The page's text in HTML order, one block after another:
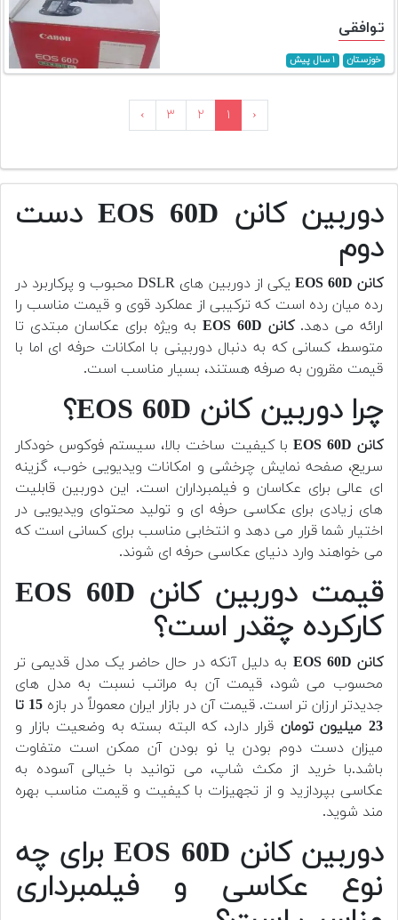
توافقی
خوزستان ۱ سال پیش
‹ ۱ ۲ ۳ ›
دوربین کانن EOS 60D دست
دوم
کانن EOS 60D
یکی از دوربین های DSLR محبوب و پرکاربرد در
رده میان رده است که ترکیبی از عملکرد قوی و قیمت مناسب را
ارائه می دهد.کانن EOS 60D
به ویژه برای عکاسان مبتدی تا
متوسط، کسانی که به دنبال دوربینی با امکانات حرفه ای اما با
قیمت مقرون به صرفه هستند، بسیار مناسب است.
چرا دوربین کانن EOS 60D؟
کانن EOS 60D
با کیفیت ساخت بالا، سیستم فوکوس خودکار
سریع، صفحه نمایش چرخشی و امکانات ویدیویی خوب، گزینه
ای عالی برای عکاسان و فیلمبرداران است. این دوربین قابلیت
های زیادی برای عکاسی حرفه ای و تولید محتوای ویدیویی در
اختیار شما قرار می دهد و انتخابی مناسب برای کسانی است که
می خواهند وارد دنیای عکاسی حرفه ای شوند.
قیمت دوربین کانن EOS 60D
کارکرده چقدر است؟
کانن EOS 60D
به دلیل آنکه در حال حاضر یک مدل قدیمی تر
محسوب می شود، قیمت آن به مراتب نسبت به مدل های
جدیدتر ارزان تر است. قیمت آن در بازار ایران معمولاً در بازه
15 تا
23 میلیون تومان
قرار دارد، که البته بسته به وضعیت بازار و
میزان دست دوم بودن یا نو بودن آن ممکن است متفاوت
باشد.با خرید از مکث شاپ، می توانید با خیالی آسوده به
عکاسی بپردازید و از تجهیزات با کیفیت و قیمت مناسب بهره
مند شوید.
دوربین کانن EOS 60D برای چه
نوع عکاسی و فیلمبرداری